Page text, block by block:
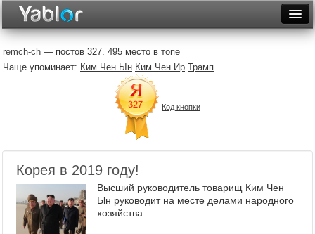
Неделя
Месяц
Рейтинги
Архив
Видеотоп
remch-ch — постов 327. 495 место в топе
Чаще упоминает: Ким Чен Ын Ким Чен Ир Трамп
Код кнопки
Корея в 2019 году!
Высший руководитель товарищ Ким Чен
Ын руководит на месте делами народного
хозяйства. ...